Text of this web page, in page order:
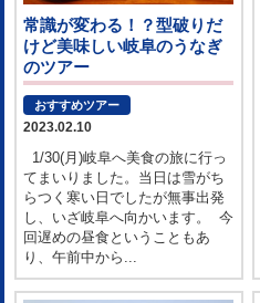
常識が変わる！？型破りだ
けど美味しい岐阜のうなぎ
のツアー
おすすめツアー
2023.02.10
1/30(月)岐阜へ美食の旅に行っ
てまいりました。当日は雪がち
らつく寒い日でしたが無事出発
し、いざ岐阜へ向かいます。 今
回遅めの昼食ということもあ
り、午前中から...